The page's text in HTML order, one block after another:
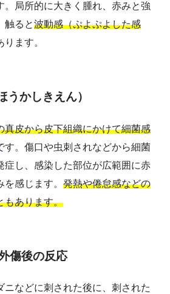
。局所的に大きく腫れ、赤みと強
触ると波動感（ぷよぷよした感
ます。
うかしきえん）
真皮から皮下組織にかけて細菌感
す。傷口や虫刺されなどから細菌
症し、感染した部位が広範囲に赤
感じます。 発熱や倦怠感などの
もあります。
傷後の反応
ニなどに刺された後に、刺された